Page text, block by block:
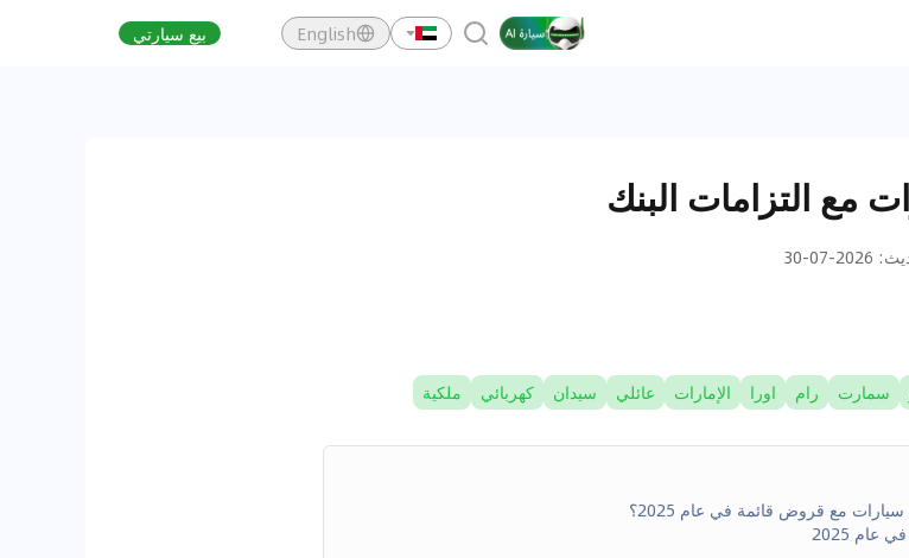
English بيع سيارتي
مع التزامات البنك
:
2026-07-30
سمارت رام اورا الإمارات عائلي سيدان كهربائي ملكية
مع قروض قائمة في عام 2025؟
2025